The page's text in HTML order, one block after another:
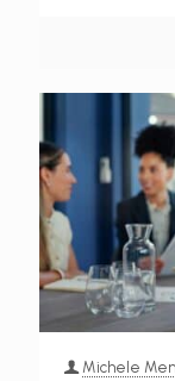
Michele